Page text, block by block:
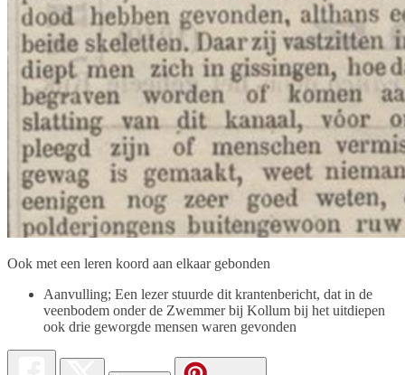
Ook met een leren koord aan elkaar gebonden
Aanvulling; Een lezer stuurde dit krantenbericht, dat in de
veenbodem onder de Zwemmer bij Kollum bij het uitdiepen
ook drie geworgde mensen waren gevonden